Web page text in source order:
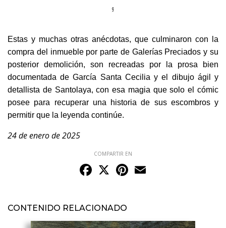
Estas y muchas otras anécdotas, que culminaron con la
compra del inmueble por parte de Galerías Preciados y su
posterior demolición, son recreadas por la prosa bien
documentada de García Santa Cecilia y el dibujo ágil y
detallista de Santolaya, con esa magia que solo el cómic
posee para recuperar una historia de sus escombros y
permitir que la leyenda continúe.
24 de enero de 2025
COMPARTIR EN
Facebook
X Pinterest
CONTENIDO RELACIONADO